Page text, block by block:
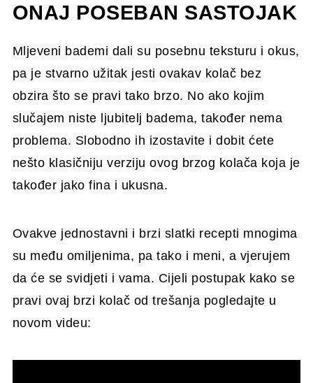
ONAJ POSEBAN SASTOJAK
Mljeveni bademi dali su posebnu teksturu i okus,
pa je stvarno užitak jesti ovakav kolač bez
obzira što se pravi tako brzo. No ako kojim
slučajem niste ljubitelj badema, također nema
problema. Slobodno ih izostavite i dobit ćete
nešto klasičniju verziju ovog brzog kolača koja je
također jako fina i ukusna.
Ovakve jednostavni i brzi slatki recepti mnogima
su među omiljenima, pa tako i meni, a vjerujem
da će se svidjeti i vama. Cijeli postupak kako se
pravi ovaj brzi kolač od trešanja pogledajte u
novom videu: